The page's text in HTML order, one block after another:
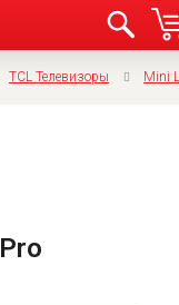
TCL Телевизоры Mini